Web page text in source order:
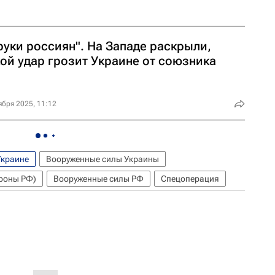
россиян". На Западе раскрыли,
удар грозит Украине от союзника
2025, 11:12
Вооруженные силы Украины
РФ)
Вооруженные силы РФ Спецоперация